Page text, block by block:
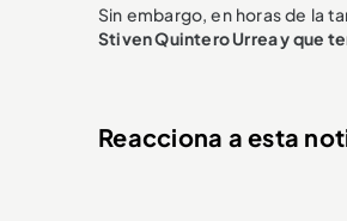
Sin embargo, en horas de la
Stiven Quintero Urrea y que
Reacciona a esta